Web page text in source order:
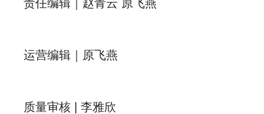
责任编辑｜赵青云 原飞燕
运营编辑｜原飞燕
质量审核 | 李雅欣